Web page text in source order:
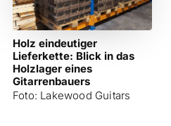
Holz eindeutiger
Lieferkette: Blick in das
Holzlager eines
Gitarrenbauers
Foto: Lakewood Guitars